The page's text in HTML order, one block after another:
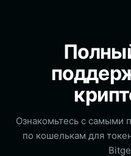
Ознакомьтесь с самыми
по кошелькам для